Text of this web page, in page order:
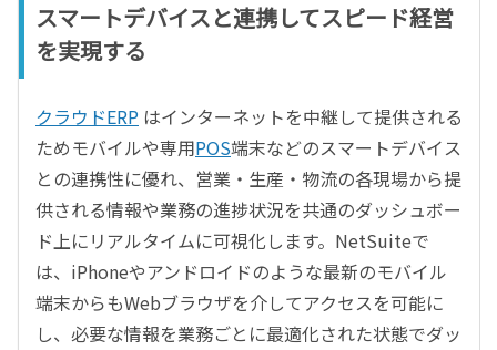
スマートデバイスと連携してスピード経営
を実現する
クラウドERP はインターネットを中継して提供される
ためモバイルや専用POS端末などのスマートデバイス
との連携性に優れ、営業・生産・物流の各現場から提
供される情報や業務の進捗状況を共通のダッシュボー
ド上にリアルタイムに可視化します。NetSuiteで
は、iPhoneやアンドロイドのような最新のモバイル
端末からもWebブラウザを介してアクセスを可能に
し、必要な情報を業務ごとに最適化された状態でダッ